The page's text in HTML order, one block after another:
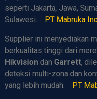
seperti Jakarta, Jawa,
Sulawesi.
PT Mabruka
Supplier ini menyediakan
berkualitas tinggi dari
Hikvision dan Garrett,
deteksi multi-zona dan
yang lebih mudah.
PT